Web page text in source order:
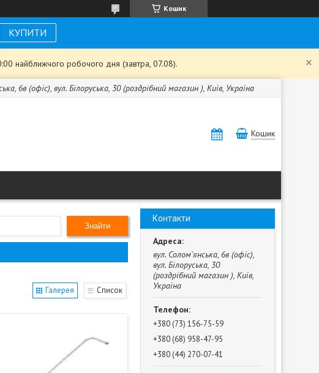
Кошик
КУПИТИ
найближчого робочого дня (завтра, 07.08).
6в (офіс), вул. Білоруська, 30 (роздрібний магазин ), Київ, Україна
Кошик
Знайти
Галерея Список
Контакти
вул. Солом'янська, 6в (офіс),
вул. Білоруська, 30
(роздрібний магазин ), Київ,
Україна
+380 (73) 156-75-59
+380 (68) 958-47-95
+380 (44) 270-07-41